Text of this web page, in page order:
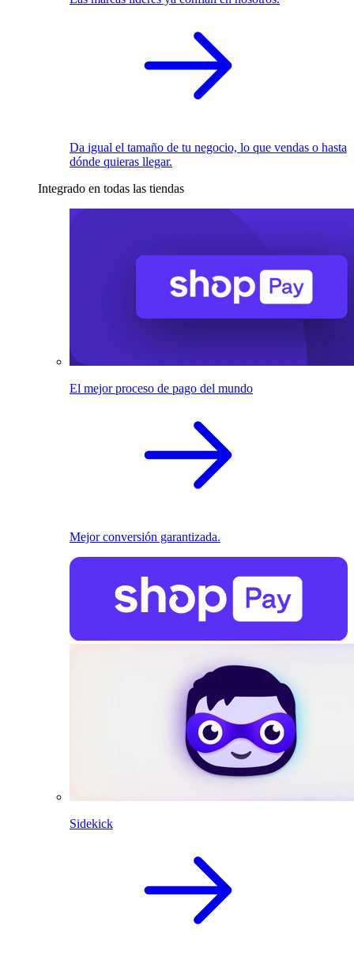
Da igual el tamaño de tu negocio, lo que vendas o hasta
dónde quieras llegar.
Integrado en todas las tiendas
El mejor proceso de pago del mundo
Mejor conversión garantizada.
Sidekick